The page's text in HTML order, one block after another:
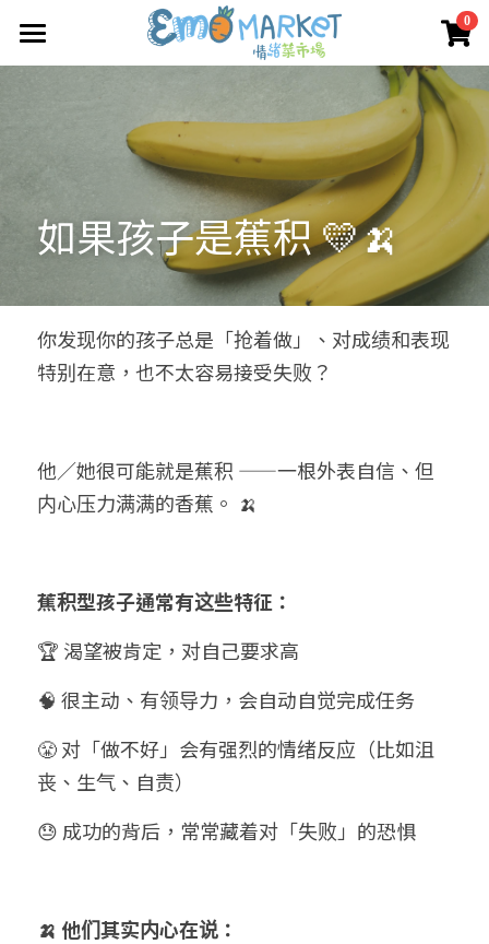
0
圖冊
Emo 商店
所有商品分類
情緒蔬菜小伙伴
我們的服務
合作機構
聯絡我們
如果孩子是蕉积 💛🍌
你发现你的孩子总是「抢着做」、对成绩和表现
特别在意，也不太容易接受失败？
他／她很可能就是蕉积 ——一根外表自信、但
内心压力满满的香蕉。 🍌
蕉积型孩子通常有这些特征：
🏆 渴望被肯定，对自己要求高
🧠 很主动、有领导力，会自动自觉完成任务
😤 对「做不好」会有强烈的情绪反应（比如沮
丧、生气、自责）
😓 成功的背后，常常藏着对「失败」的恐惧
🍌 他们其实内心在说：
×
商品分類